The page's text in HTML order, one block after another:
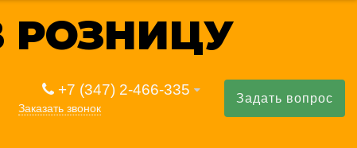
+7 (347) 2-466-335
Заказать звонок
Задать вопрос